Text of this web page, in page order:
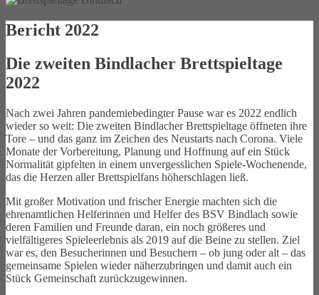
Bericht 2022
Die zweiten Bindlacher Brettspieltage
2022
Nach zwei Jahren pandemiebedingter Pause war es 2022 endlich
wieder so weit: Die zweiten Bindlacher Brettspieltage öffneten ihre
Tore – und das ganz im Zeichen des Neustarts nach Corona. Viele
Monate der Vorbereitung, Planung und Hoffnung auf ein Stück
Normalität gipfelten in einem unvergesslichen Spiele-Wochenende,
das die Herzen aller Brettspielfans höherschlagen ließ.
Mit großer Motivation und frischer Energie machten sich die
ehrenamtlichen Helferinnen und Helfer des BSV Bindlach sowie
deren Familien und Freunde daran, ein noch größeres und
vielfältigeres Spieleerlebnis als 2019 auf die Beine zu stellen. Ziel
war es, den Besucherinnen und Besuchern – ob jung oder alt – das
gemeinsame Spielen wieder näherzubringen und damit auch ein
Stück Gemeinschaft zurückzugewinnen.